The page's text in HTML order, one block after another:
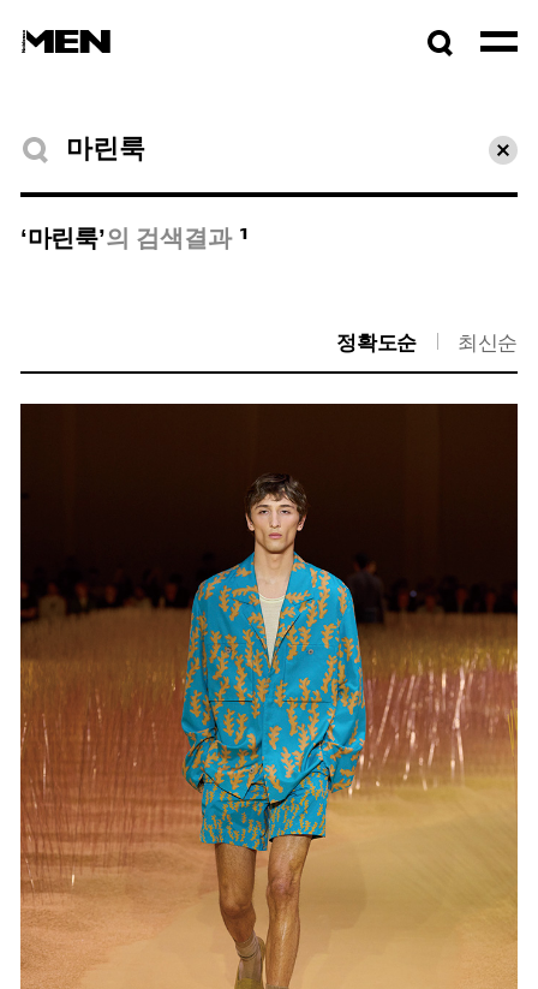
검색결과
초기
‘마린룩’의 검색결과 1
정확도순 최신순